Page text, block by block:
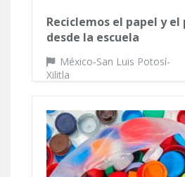
Reciclemos el papel y
desde la escuela
México-San Luis Potosí-
Xilitla